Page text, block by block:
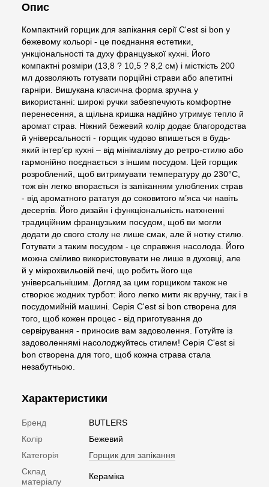
Опис
Компактний горщик для запікання серії C'est si bon у
бежевому кольорі - це поєднання естетики,
ункціональності та духу французької кухні. Його
компактні розміри (13,8 ? 10,5 ? 8,2 см) і місткість 200
мл дозволяють готувати порційні страви або апетитні
гарніри. Вишукана класична форма зручна у
використанні: широкі ручки забезпечують комфортне
перенесення, а щільна кришка надійно утримує тепло й
аромат страв. Ніжний бежевий колір додає благородства
й універсальності - горщик чудово впишеться в будь-
який інтер’єр кухні – від мінімалізму до ретро-стилю або
гармонійно поєднається з іншим посудом. Цей горщик
розроблений, щоб витримувати температуру до 230°C,
тож він легко впорається із запіканням улюблених страв
- від ароматного рататуя до соковитого м’яса чи навіть
десертів. Його дизайн і функціональність натхненні
традиційним французьким посудом, щоб ви могли
додати до свого столу не лише смак, але й нотку стилю.
Готувати з таким посудом - це справжня насолода. Його
можна сміливо використовувати не лише в духовці, але
й у мікрохвильовій печі, що робить його ще
універсальнішим. Догляд за цим горщиком також не
створює жодних турбот: його легко мити як вручну, так і в
посудомийній машині. Серія C'est si bon створена для
того, щоб кожен процес - від приготування до
сервірування - приносив вам задоволення. Готуйте із
задоволеннямі насолоджуйтесь стилем! Серія C'est si
bon створена для того, щоб кожна страва стала
незабутньою.
Характеристики
Бренд
BUTLERS
Колір
Бежевий
Категорія
Горщик для запікання
Склад
матеріалу
Кераміка